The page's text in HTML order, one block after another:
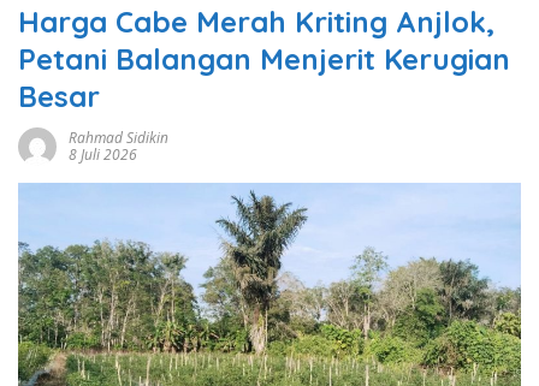
Harga Cabe Merah Kriting Anjlok,
Petani Balangan Menjerit Kerugian
Besar
Rahmad Sidikin
8 Juli 2026